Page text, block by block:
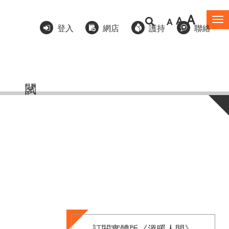
A A A
登入 網店 護持 聯絡